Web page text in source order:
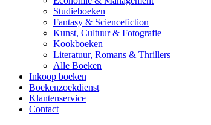
Studieboeken
Fantasy & Sciencefiction
Kunst, Cultuur & Fotografie
Kookboeken
Literatuur, Romans & Thrillers
Alle Boeken
Inkoop boeken
Boekenzoekdienst
Klantenservice
Contact